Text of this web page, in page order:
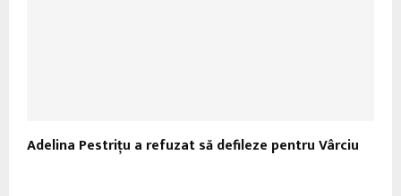
Adelina Pestriţu a refuzat să defileze pentru Vârciu